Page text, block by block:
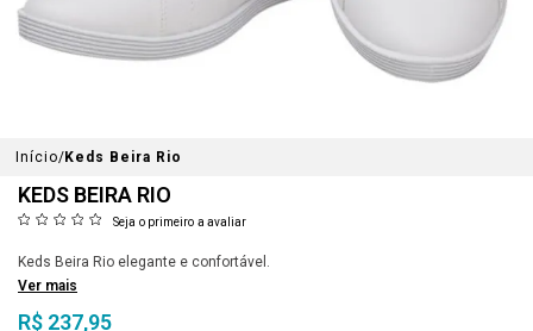
Início Keds Beira Rio
KEDS BEIRA RIO
Seja o primeiro a avaliar
Keds Beira Rio elegante e confortável.
Ver mais
R$ 237,95